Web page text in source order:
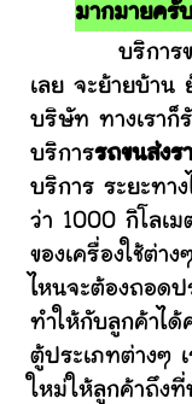
มากมายครั
บริการขนย้า
เลย จะย้ายบ้าน
บริษัท ทางเราก็
บริการรถขนส่งร
บริการ ระยะทา
ว่า 1000 กิโลเม
ของเครื่องใช้ต่า
ไหนจะต้องถอด
ทำให้กับลูกค้าได้
ตู้ประเภทต่างๆ
ใหม่ให้ลูกค้าถึง